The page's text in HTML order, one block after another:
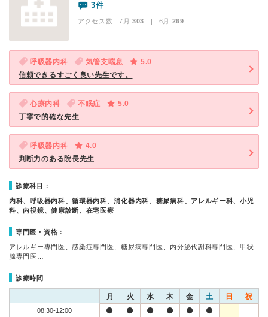
3件
アクセス数 7月:303 | 6月:269
呼吸器内科 気管支喘息
5.0
信頼できるすごく良い先生です。
心療内科 不眠症
5.0
丁寧で的確な先生
呼吸器内科
4.0
判断力のある院長先生
診療科目：
内科、呼吸器内科、循環器内科、消化器内科、糖尿病科、アレルギー科、小児
科、内視鏡、健康診断、在宅医療
専門医・資格：
アレルギー専門医、感染症専門医、糖尿病専門医、内分泌代謝科専門医、甲状
腺専門医…
診療時間
月 火 水 木 金 土 日 祝
08:30-12:00